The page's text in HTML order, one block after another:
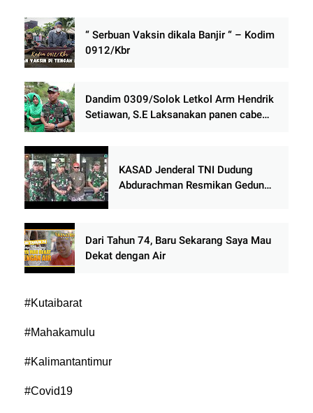
“ Serbuan Vaksin dikala Banjir “ – Kodim
0912/Kbr
Dandim 0309/Solok Letkol Arm Hendrik
Setiawan, S.E Laksanakan panen cabe
X Koto Diatas Kabupaten Solok
KASAD Jenderal TNI Dudung
Abdurachman Resmikan Gedung
Dari Tahun 74, Baru Sekarang Saya Mau
Dekat dengan Air
#Kutaibarat
#Mahakamulu
#Kalimantantimur
#Covid19